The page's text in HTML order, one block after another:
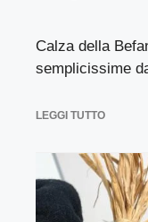
Calza della
semplicissime
LEGGI TUTTO